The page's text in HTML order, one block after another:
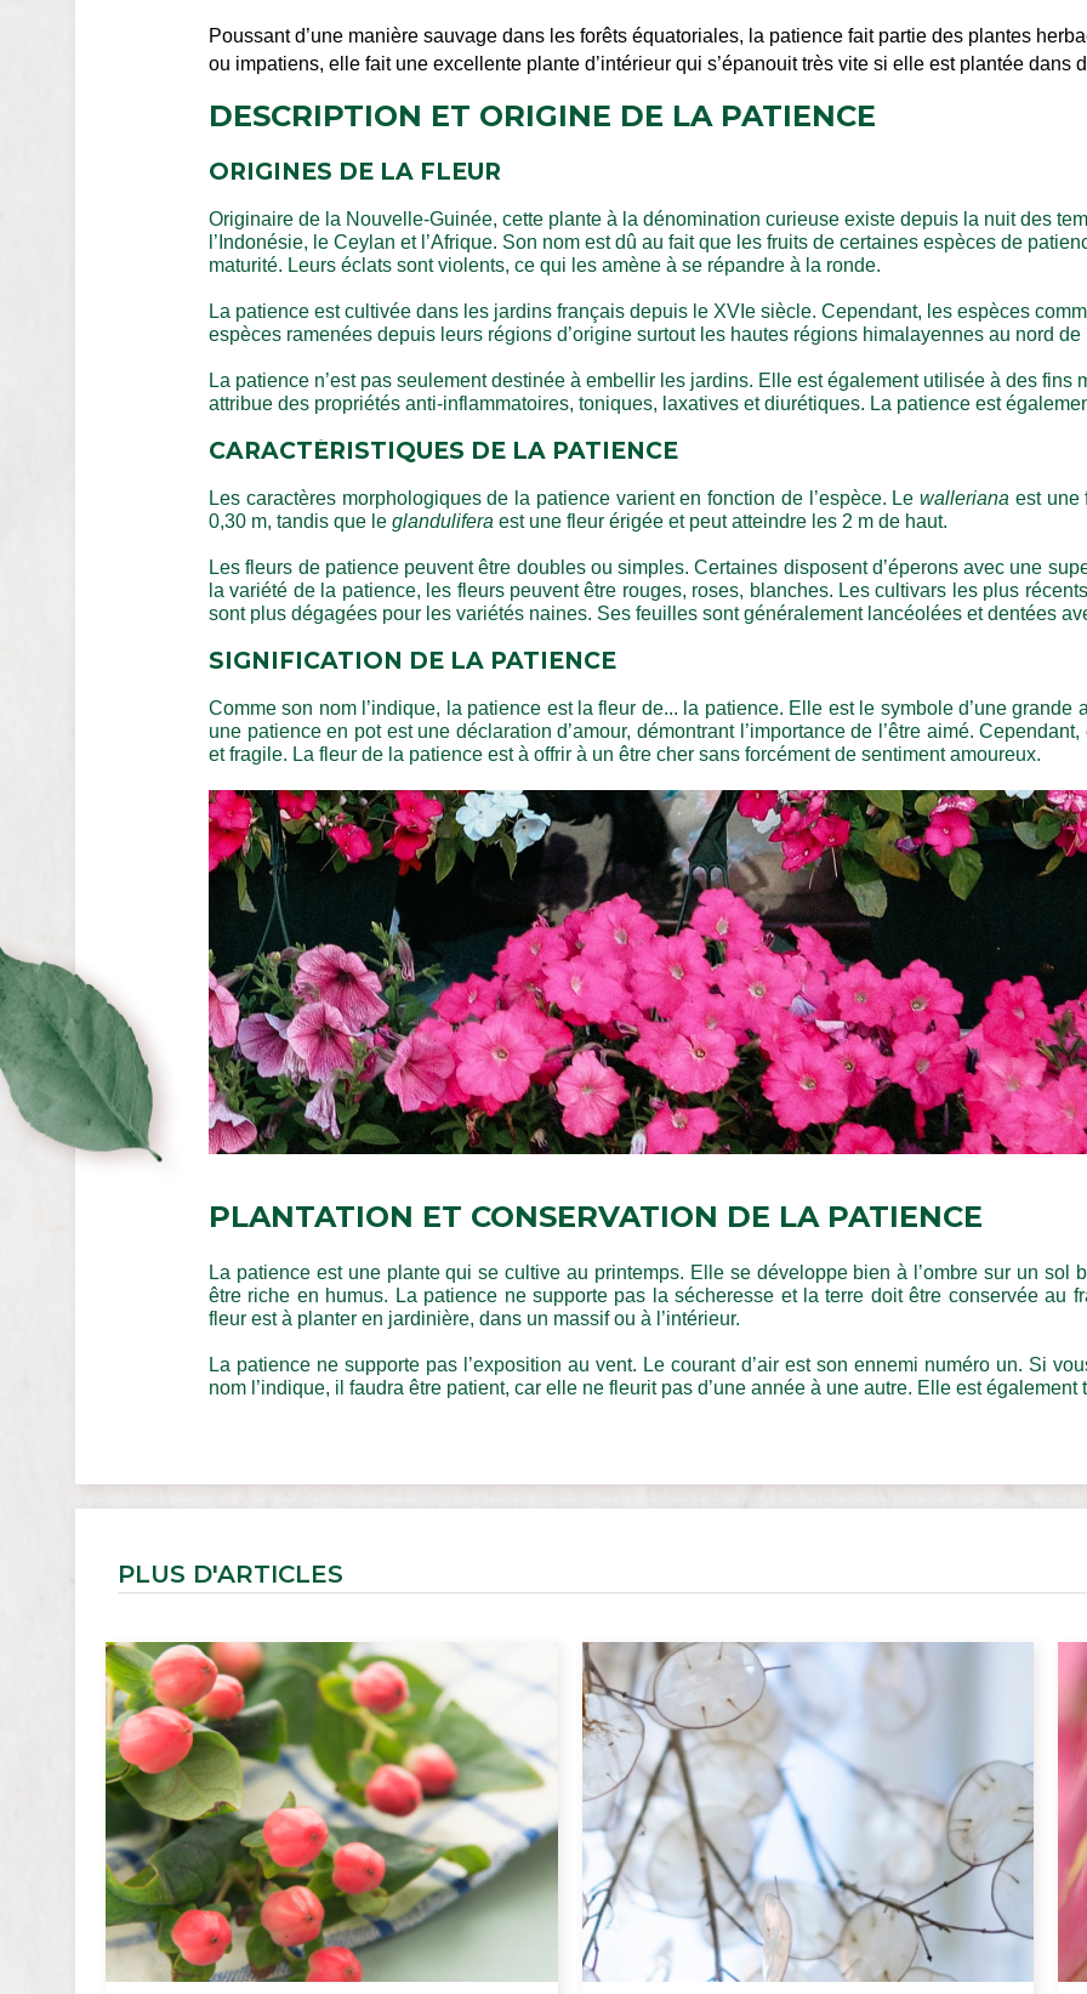
Poussant d’une manière sauvage dans les forêts équatoriales, la patience fait partie des plantes
ou impatiens, elle fait une excellente plante d’intérieur qui s’épanouit très vite si elle est plantée dans
DESCRIPTION ET ORIGINE DE LA PATIENCE
ORIGINES DE LA FLEUR
Originaire de la Nouvelle-Guinée, cette plante à la dénomination curieuse existe depuis la nuit des
l’Indonésie, le Ceylan et l’Afrique. Son nom est dû au fait que les fruits de certaines espèces de
maturité. Leurs éclats sont violents, ce qui les amène à se répandre à la ronde.
La patience est cultivée dans les jardins français depuis le XVIe siècle. Cependant, les espèces
espèces ramenées depuis leurs régions d’origine surtout les hautes régions himalayennes au nord de
La patience n’est pas seulement destinée à embellir les jardins. Elle est également utilisée à des fins
attribue des propriétés anti-inflammatoires, toniques, laxatives et diurétiques. La patience est
CARACTÉRISTIQUES DE LA PATIENCE
Les caractères morphologiques de la patience varient en fonction de l’espèce. Le walleriana est une
0,30 m, tandis que le glandulifera est une fleur érigée et peut atteindre les 2 m de haut.
Les fleurs de patience peuvent être doubles ou simples. Certaines disposent d’éperons avec une
la variété de la patience, les fleurs peuvent être rouges, roses, blanches. Les cultivars les plus
sont plus dégagées pour les variétés naines. Ses feuilles sont généralement lancéolées et dentées
SIGNIFICATION DE LA PATIENCE
Comme son nom l’indique, la patience est la fleur de... la patience. Elle est le symbole d’une grande
une patience en pot est une déclaration d’amour, démontrant l’importance de l’être aimé.
et fragile. La fleur de la patience est à offrir à un être cher sans forcément de sentiment amoureux.
PLANTATION ET CONSERVATION DE LA PATIENCE
La patience est une plante qui se cultive au printemps. Elle se développe bien à l’ombre sur un sol
être riche en humus. La patience ne supporte pas la sécheresse et la terre doit être conservée au
fleur est à planter en jardinière, dans un massif ou à l’intérieur.
La patience ne supporte pas l’exposition au vent. Le courant d’air est son ennemi numéro un. Si
nom l’indique, il faudra être patient, car elle ne fleurit pas d’une année à une autre. Elle est
PLUS D'ARTICLES